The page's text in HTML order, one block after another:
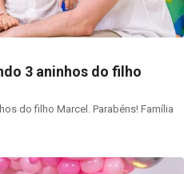
3 aninhos do filho
do filho Marcel. Parabéns! Família